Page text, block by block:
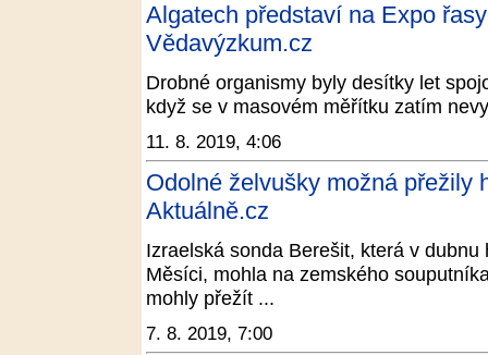
Algatech představí na Expo
Vědavýzkum.cz
Drobné organismy byly desítky let
když se v masovém měřítku zatím
11. 8. 2019, 4:06
Odolné želvušky možná přežily
Aktuálně.cz
Izraelská sonda Berešit, která v
Měsíci, mohla na zemského
mohly přežít ...
7. 8. 2019, 7:00